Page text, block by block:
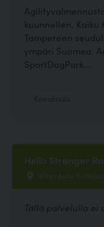
kuunnellen.
Tampereen
ympäri Suomea.
SportDogPark...
Hello Stranger
Vilhonkatu 6,
Tällä palvelulla ei